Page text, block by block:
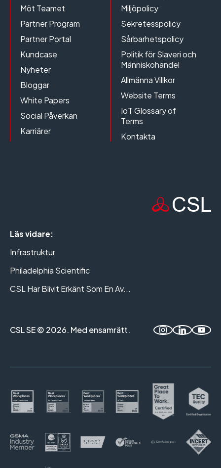
Möt Teamet
Partner Program
Partner Portal
Kundcase
Nyheter
Bloggar
White Papers
Social Påverkan
Karriärer
Miljöpolicy
Sekretesspolicy
Sårbarhetspolicy
Politik för Slaveri och
Människohandel
Allmänna Villkor
Website Terms
IoT Glossary of
Terms
Kontakta
Läs vidare:
Infrastruktur
Philadelphia Scientific
CSL Har Blivit Erkänt Som En Av...
CSL SE © 2026. Med ensamrätt.